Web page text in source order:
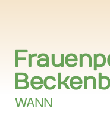
WANN